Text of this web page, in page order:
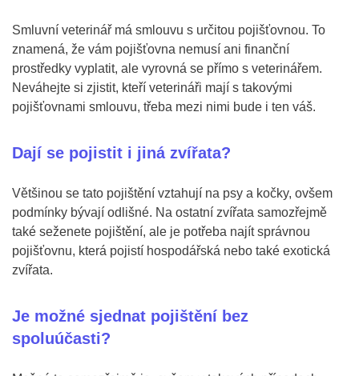
Smluvní veterinář má smlouvu s určitou pojišťovnou. To
znamená, že vám pojišťovna nemusí ani finanční
prostředky vyplatit, ale vyrovná se přímo s veterinářem.
Neváhejte si zjistit, kteří veterináři mají s takovými
pojišťovnami smlouvu, třeba mezi nimi bude i ten váš.
Dají se pojistit i jiná zvířata?
Většinou se tato pojištění vztahují na psy a kočky, ovšem
podmínky bývají odlišné. Na ostatní zvířata samozřejmě
také seženete pojištění, ale je potřeba najít správnou
pojišťovnu, která pojistí hospodářská nebo také exotická
zvířata.
Je možné sjednat pojištění bez
spoluúčasti?